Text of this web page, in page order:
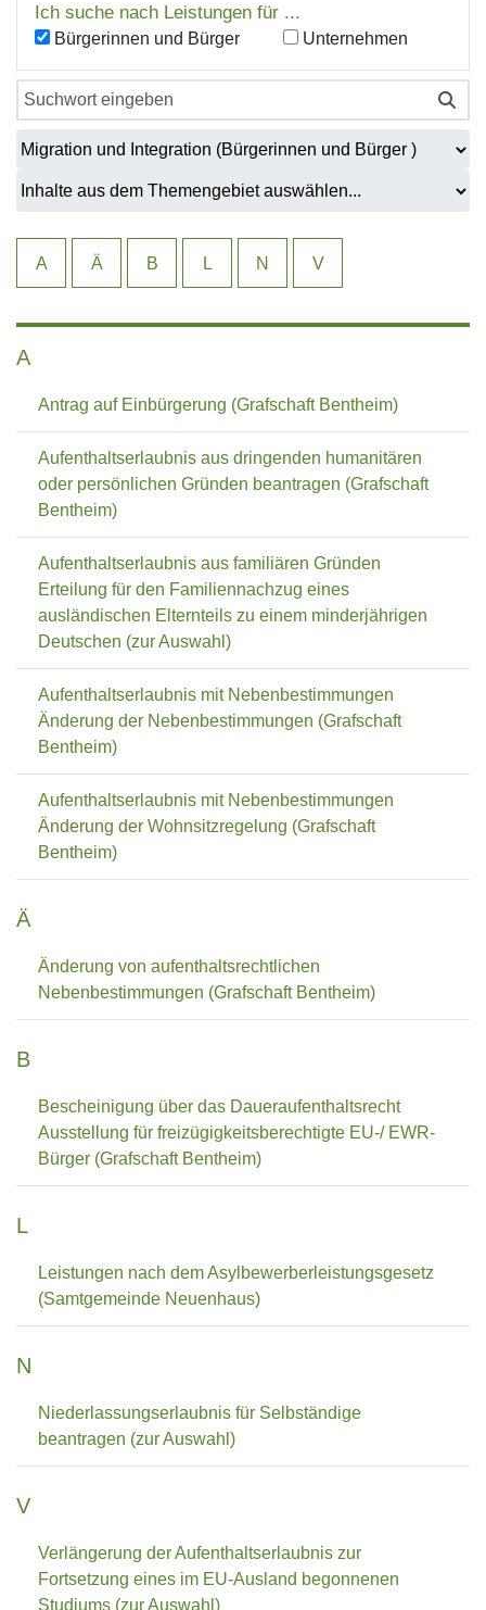
Ich suche nach Leistungen für ...
Bürgerinnen und Bürger Unternehmen
A Ä B L N V
A
Antrag auf Einbürgerung (Grafschaft Bentheim)
Aufenthaltserlaubnis aus dringenden humanitären
oder persönlichen Gründen beantragen (Grafschaft
Bentheim)
Aufenthaltserlaubnis aus familiären Gründen
Erteilung für den Familiennachzug eines
ausländischen Elternteils zu einem minderjährigen
Deutschen (zur Auswahl)
Aufenthaltserlaubnis mit Nebenbestimmungen
Änderung der Nebenbestimmungen (Grafschaft
Bentheim)
Aufenthaltserlaubnis mit Nebenbestimmungen
Änderung der Wohnsitzregelung (Grafschaft
Bentheim)
Ä
Änderung von aufenthaltsrechtlichen
Nebenbestimmungen (Grafschaft Bentheim)
B
Bescheinigung über das Daueraufenthaltsrecht
Ausstellung für freizügigkeitsberechtigte EU-/ EWR-
Bürger (Grafschaft Bentheim)
L
Leistungen nach dem Asylbewerberleistungsgesetz
(Samtgemeinde Neuenhaus)
N
Niederlassungserlaubnis für Selbständige
beantragen (zur Auswahl)
V
Verlängerung der Aufenthaltserlaubnis zur
Fortsetzung eines im EU-Ausland begonnenen
Studiums (zur Auswahl)